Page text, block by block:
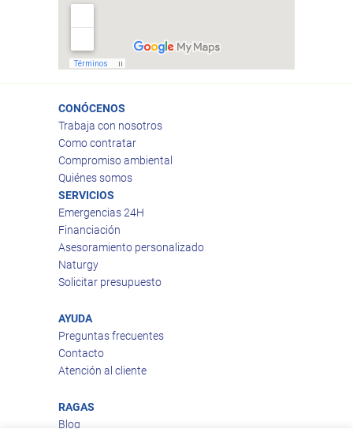
CONÓCENOS
Trabaja con nosotros
Como contratar
Compromiso ambiental
Quiénes somos
SERVICIOS
Emergencias 24H
Financiación
Asesoramiento personalizado
Naturgy
Solicitar presupuesto
AYUDA
Preguntas frecuentes
Contacto
Atención al cliente
RAGAS
Blog